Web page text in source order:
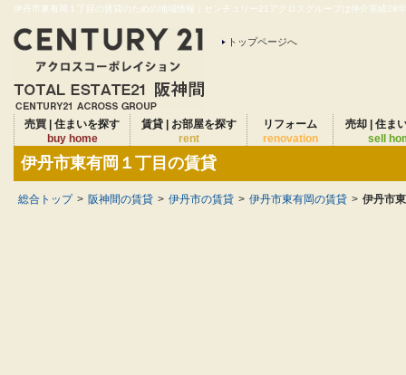
伊丹市東有岡１丁目の賃貸のための地域情報｜センチュリー21アクロスグループは仲介実績28
トップページへ
売買 | 住まいを探す
buy home
賃貸 | お部屋を探す
rent
リフォーム
renovation
売却 | 住ま
sell
伊丹市東有岡１丁目の賃貸
総合トップ > 阪神間の賃貸 > 伊丹市の賃貸 > 伊丹市東有岡の賃貸 > 伊丹市